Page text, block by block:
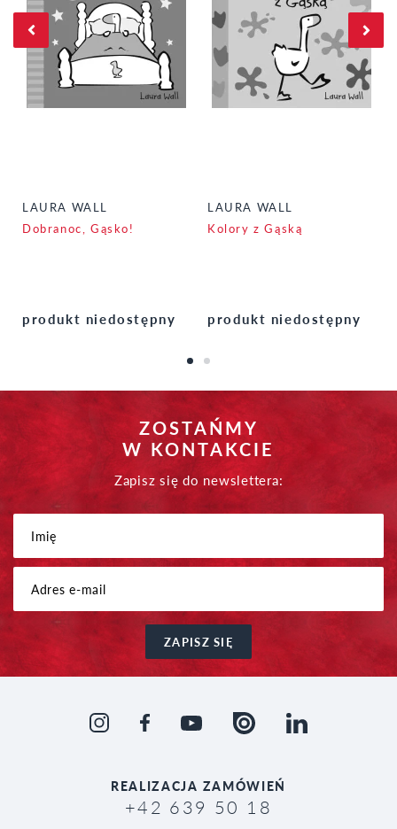
LAURA WALL
Dobranoc, Gąsko!
produkt niedostępny
LAURA WALL
Kolory z Gąską
produkt niedostępny
ZOSTAŃMY
W KONTAKCIE
Zapisz się do newslettera:
ZAPISZ SIĘ
REALIZACJA ZAMÓWIEŃ
+42 639 50 18